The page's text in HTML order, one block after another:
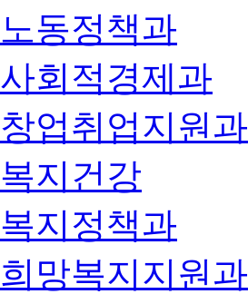
노동정책과
사회적경제과
창업취업지원과
복지건강
복지정책과
희망복지지원과